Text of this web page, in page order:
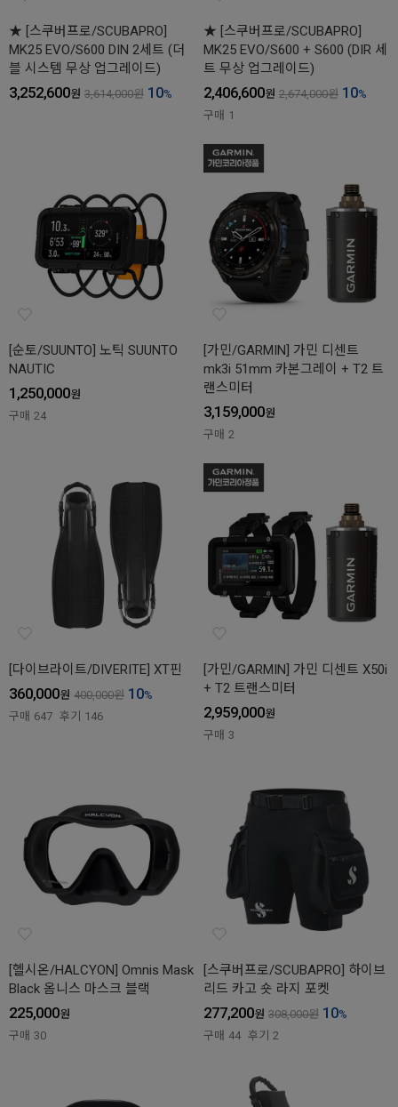
★ [스쿠버프로/SCUBAPRO]
MK25 EVO/S600 DIN 2세트 (더
블 시스템 무상 업그레이드)
3,252,600원 3,614,000원 10%
★ [스쿠버프로/SCUBAPRO]
MK25 EVO/S600 + S600 (DIR 세
트 무상 업그레이드)
2,406,600원 2,674,000원 10%
구매 1
[순토/SUUNTO] 노틱 SUUNTO
NAUTIC
1,250,000원
구매 24
[가민/GARMIN] 가민 디센트
mk3i 51mm 카본그레이 + T2 트
랜스미터
3,159,000원
구매 2
[다이브라이트/DIVERITE] XT핀
360,000원 400,000원 10%
구매 647 후기 146
[가민/GARMIN] 가민 디센트 X50i
+ T2 트랜스미터
2,959,000원
구매 3
[헬시온/HALCYON] Omnis Mask
Black 옴니스 마스크 블랙
225,000원
구매 30
[스쿠버프로/SCUBAPRO] 하이브
리드 카고 숏 라지 포켓
277,200원 308,000원 10%
구매 44 후기 2